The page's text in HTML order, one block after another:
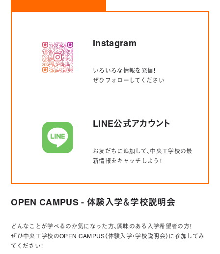
Instagram
いろいろな情報を発信！
ぜひフォローしてください
LINE公式アカウント
お友だちに追加して、中央工学校の最
新情報をキャッチしよう！
OPEN CAMPUS - 体験入学＆学校説明会
どんなことが学べるのか気になった方、興味のある入学希望者の方！
ぜひ中央工学校のOPEN CAMPUS（体験入学・学校説明会）に参加してみ
てください！